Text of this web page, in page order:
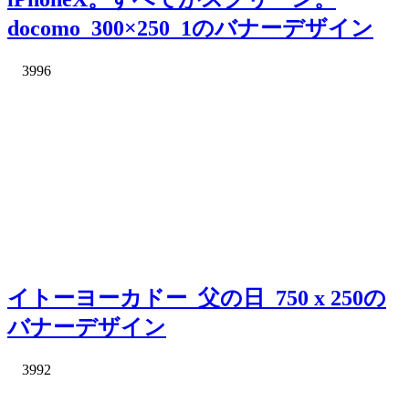
docomo_300×250_1のバナーデザイン
3996
イトーヨーカドー_父の日_750 x 250の
バナーデザイン
3992